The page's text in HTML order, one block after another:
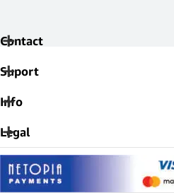
Contact
Suport
Info
Legal